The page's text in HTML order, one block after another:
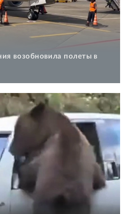
возобновила полеты в